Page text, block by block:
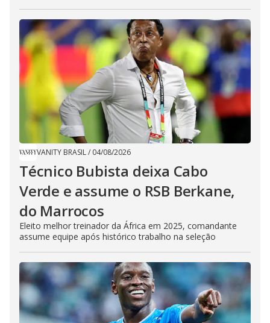
VANITY BRASIL/ 04/08/2026
Técnico Bubista deixa Cabo
Verde e assume o RSB Berkane,
do Marrocos
Eleito melhor treinador da África em 2025, comandante
assume equipe após histórico trabalho na seleção